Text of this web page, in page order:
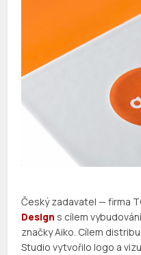
Český zadavatel — firma
Design s cílem
značky Aiko. Cílem
Studio vytvořilo logo a